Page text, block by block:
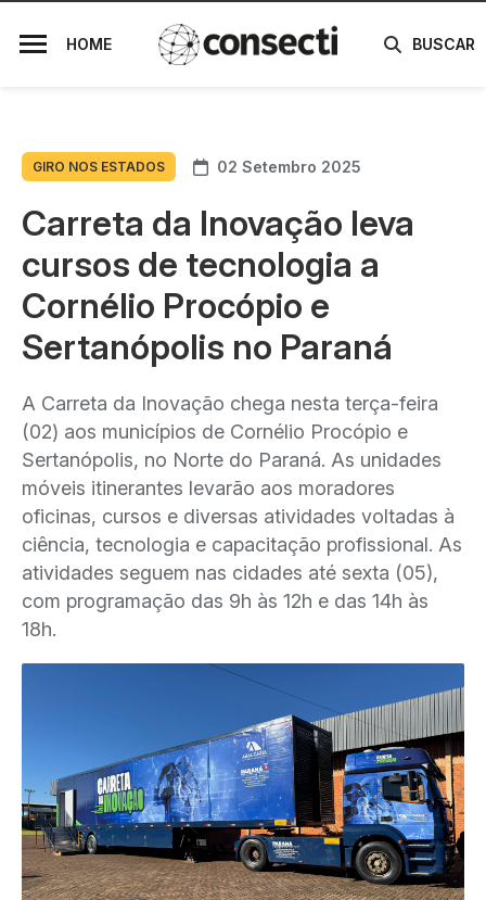
HOME BUSCAR
GIRO NOS ESTADOS 02 Setembro 2025
Carreta da Inovação leva
cursos de tecnologia a
Cornélio Procópio e
Sertanópolis no Paraná
A Carreta da Inovação chega nesta terça-feira
(02) aos municípios de Cornélio Procópio e
Sertanópolis, no Norte do Paraná. As unidades
móveis itinerantes levarão aos moradores
oficinas, cursos e diversas atividades voltadas à
ciência, tecnologia e capacitação profissional. As
atividades seguem nas cidades até sexta (05),
com programação das 9h às 12h e das 14h às
18h.